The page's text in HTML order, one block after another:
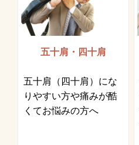
五十肩・四十肩
五十肩（四十肩）にな
りやすい方や痛みが酷
くてお悩みの方へ